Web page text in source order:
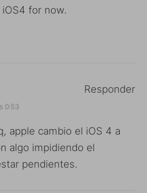
for now.
0:53
apple cambio el iOS 4 a
algo impidiendo el
pendientes.
Responder